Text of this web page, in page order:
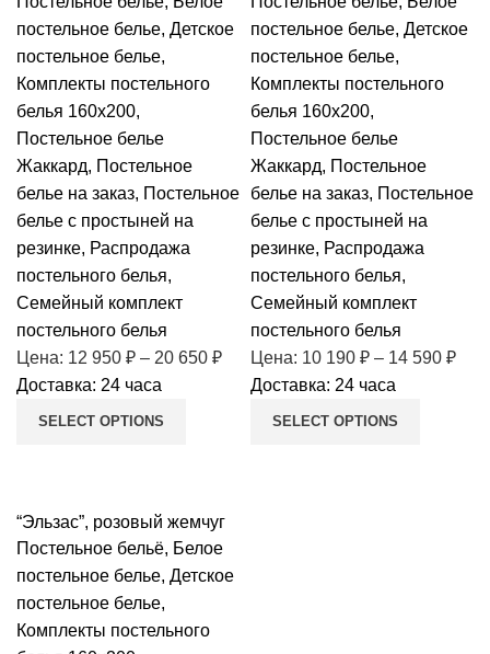
постельное белье, Детское
постельное белье,
Комплекты постельного
белья 160х200,
Постельное белье
Жаккард, Постельное
белье на заказ, Постельное
белье с простыней на
резинке, Распродажа
постельного белья,
Семейный комплект
постельного белья
Цена: 12 950 ₽ – 20 650 ₽
Доставка: 24 часа
SELECT OPTIONS
постельное белье, Детское
постельное белье,
Комплекты постельного
белья 160х200,
Постельное белье
Жаккард, Постельное
белье на заказ, Постельное
белье с простыней на
резинке, Распродажа
постельного белья,
Семейный комплект
постельного белья
Цена: 10 190 ₽ – 14 590 ₽
Доставка: 24 часа
SELECT OPTIONS
“Эльзас”, розовый жемчуг
Постельное бельё, Белое
постельное белье, Детское
постельное белье,
Комплекты постельного